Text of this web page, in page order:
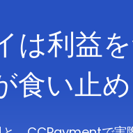
は利益
い止め